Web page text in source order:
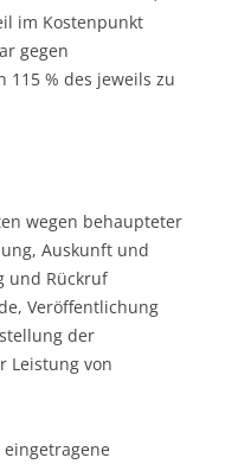
im Kostenpunkt
gegen
115 % des jeweils zu
wegen behaupteter
Auskunft und
und Rückruf
Veröffentlichung
der
Leistung von